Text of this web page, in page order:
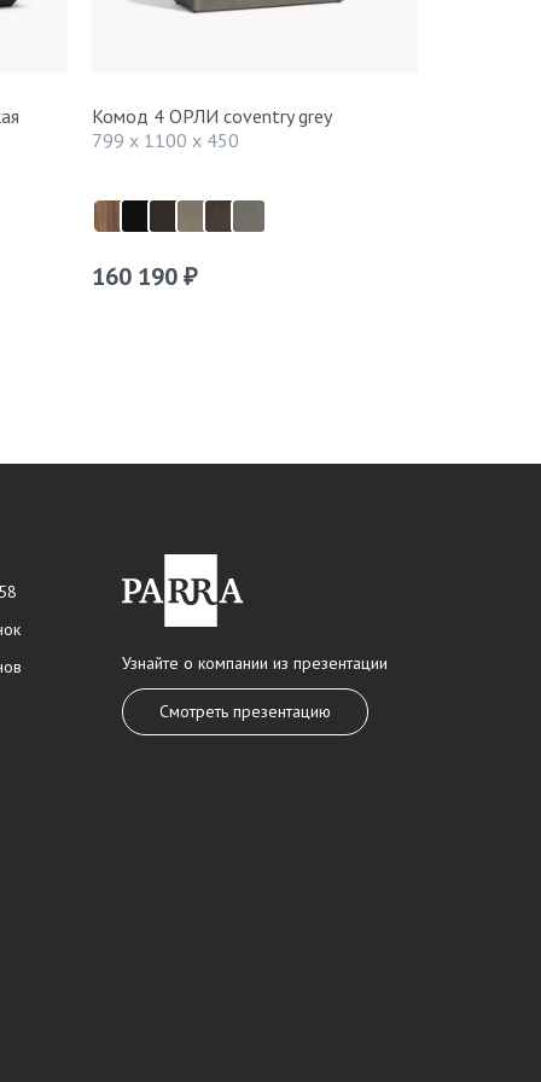
Комод 4 ОРЛИ coventry grey
799 x 1100 x 450
160 190 ₽
Узнайте о компании из презентации
Смотреть презентацию